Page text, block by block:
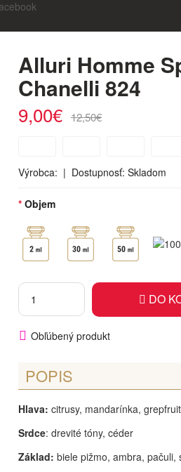
Alluri Homme
Chanelli 824
9,00€ 12,50€
Výrobca: | Dostupnosť: Skladom
Objem
DO
Obľúbený produkt
POPIS
Hlava: citrusy, mandarínka, grepfruit
Srdce: drevité tóny, céder
Základ: biele pižmo, ambra, pačuli,